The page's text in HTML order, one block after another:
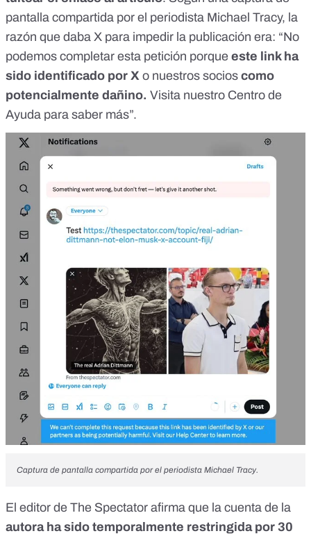
pantalla compartida por el periodista Michael Tracy, la
razón que daba X para impedir la publicación era: “No
podemos completar esta petición porque este link ha
sido identificado por X o nuestros socios como
potencialmente dañino. Visita nuestro Centro de
Ayuda para saber más”.
Captura de pantalla compartida por el periodista Michael Tracy.
El editor de The Spectator afirma que la cuenta de la
autora ha sido temporalmente restringidapor 30